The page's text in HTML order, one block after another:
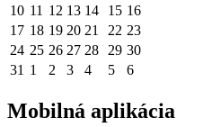
10 11 12 13 14 15 16
17 18 19 20 21 22 23
24 25 26 27 28 29 30
31 1 2 3 4 5 6
Mobilná aplikácia